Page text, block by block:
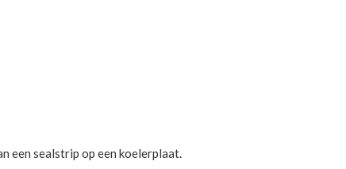
een sealstrip op een koelerplaat.